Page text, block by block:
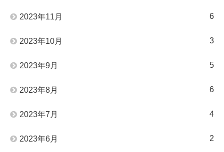
2023年11月 6
2023年10月 3
2023年9月 5
2023年8月 6
2023年7月 4
2023年6月 2